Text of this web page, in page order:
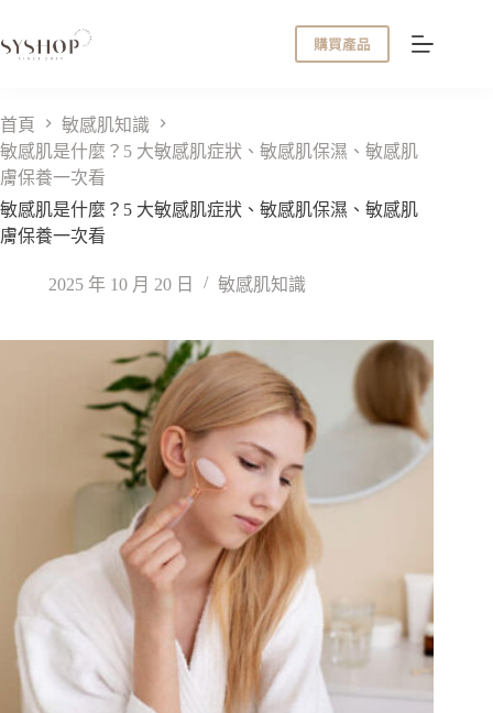
至
內
容
購買產品
首頁
敏感肌知識
敏感肌是什麼？5 大敏感肌症狀、敏感肌保濕、敏感肌
膚保養一次看
敏感肌是什麼？5 大敏感肌症狀、敏感肌保濕、敏感肌
膚保養一次看
2025 年 10 月 20 日 敏感肌知識